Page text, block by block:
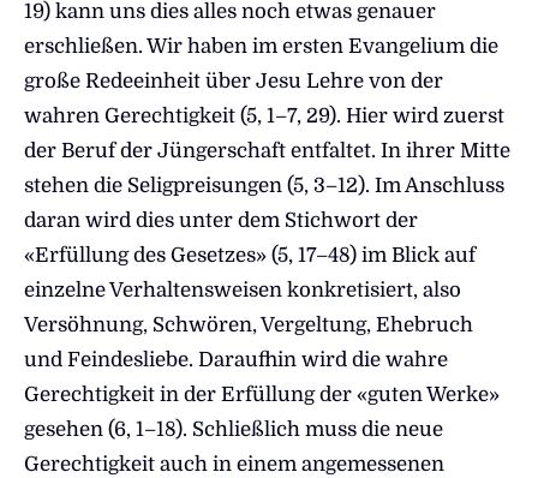
19) kann uns dies alles noch etwas genauer
erschließen. Wir haben im ersten Evangelium die
große Redeeinheit über Jesu Lehre von der
wahren Gerechtigkeit (5, 1–7, 29). Hier wird zuerst
der Beruf der Jüngerschaft entfaltet. In ihrer Mitte
stehen die Seligpreisungen (5, 3–12). Im Anschluss
daran wird dies unter dem Stichwort der
«Erfüllung des Gesetzes» (5, 17–48) im Blick auf
einzelne Verhaltensweisen konkretisiert, also
Versöhnung, Schwören, Vergeltung, Ehebruch
und Feindesliebe. Daraufhin wird die wahre
Gerechtigkeit in der Erfüllung der «guten Werke»
gesehen (6, 1–18). Schließlich muss die neue
Gerechtigkeit auch in einem angemessenen